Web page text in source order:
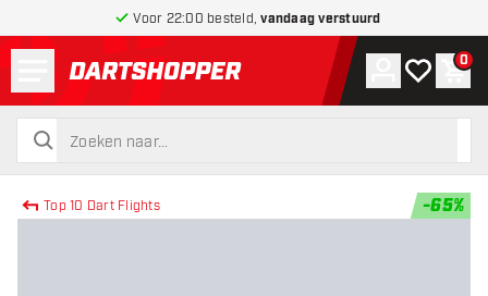
Voor 22:00 besteld,vandaag verstuurd
terug naar home pagina
zoeken
zoeken
Account
Mijn 0
Top 10 Dart Flights -65%